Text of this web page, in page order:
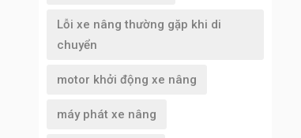
Lỗi xe nâng thường gặp khi di
chuyển
motor khởi động xe nâng
máy phát xe nâng